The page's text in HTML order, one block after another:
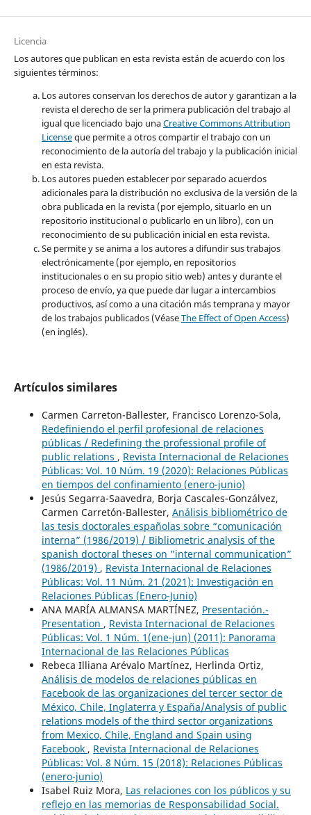
Licencia
Los autores que publican en esta revista están de acuerdo con los
siguientes términos:
Los autores conservan los derechos de autor y garantizan a la
revista el derecho de ser la primera publicación del trabajo al
igual que licenciado bajo unaCreative Commons Attribution
Licenseque permite a otros compartir el trabajo con un
reconocimiento de la autoría del trabajo y la publicación inicial
en esta revista.
Los autores pueden establecer por separado acuerdos
adicionales para la distribución no exclusiva de la versión de la
obra publicada en la revista (por ejemplo, situarlo en un
repositorio institucional o publicarlo en un libro), con un
reconocimiento de su publicación inicial en esta revista.
Se permite y se anima a los autores a difundir sus trabajos
electrónicamente (por ejemplo, en repositorios
institucionales o en su propio sitio web) antes y durante el
proceso de envío, ya que puede dar lugar a intercambios
productivos, así como a una citación más temprana y mayor
de los trabajos publicados (VéaseThe Effect of Open Access)
(en inglés).
Artículos similares
Carmen Carreton-Ballester, Francisco Lorenzo-Sola,
Redefiniendo el perfil profesional de relaciones
públicas / Redefining the professional profile of
public relations , Revista Internacional de Relaciones
Públicas: Vol. 10 Núm. 19 (2020): Relaciones Públicas
en tiempos del confinamiento (enero-junio)
Jesús Segarra-Saavedra, Borja Cascales-Gonzálvez,
Carmen Carretón-Ballester, Análisis bibliométrico de
las tesis doctorales españolas sobre “comunicación
interna” (1986/2019) / Bibliometric analysis of the
spanish doctoral theses on "internal communication”
(1986/2019) , Revista Internacional de Relaciones
Públicas: Vol. 11 Núm. 21 (2021): Investigación en
Relaciones Públicas (Enero-Junio)
ANA MARÍA ALMANSA MARTÍNEZ, Presentación.-
Presentation , Revista Internacional de Relaciones
Públicas: Vol. 1 Núm. 1(ene-jun) (2011): Panorama
Internacional de las Relaciones Públicas
Rebeca Illiana Arévalo Martínez, Herlinda Ortiz,
Análisis de modelos de relaciones públicas en
Facebook de las organizaciones del tercer sector de
México, Chile, Inglaterra y España/Analysis of public
relations models of the third sector organizations
from Mexico, Chile, England and Spain using
Facebook , Revista Internacional de Relaciones
Públicas: Vol. 8 Núm. 15 (2018): Relaciones Públicas
(enero-junio)
Isabel Ruiz Mora, Las relaciones con los públicos y su
reflejo en las memorias de Responsabilidad Social.